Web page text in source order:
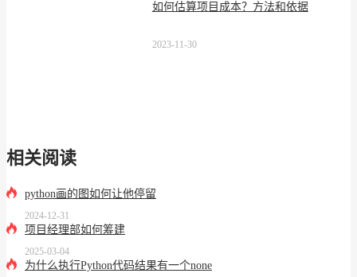
如何估算项目成本？方法和依据
2023-11-30
相关阅读
python画的图如何让他停留
2024-12-31
项目经理部如何筹建
2025-03-04
为什么执行Python代码结果有一个none